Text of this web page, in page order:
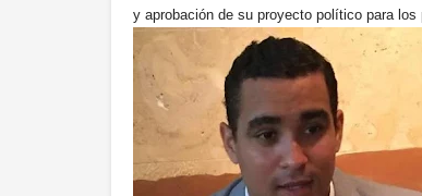
y aprobación de su proyecto político para los